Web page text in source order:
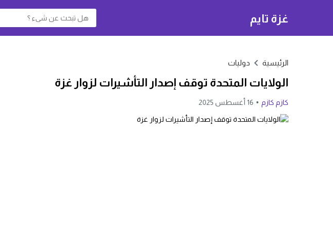
غزة تايم
الرئيسية دوليات
الولايات المتحدة توقف إصدار التأشيرات لزوار غزة
كازم كازم 16 أغسطس 2025